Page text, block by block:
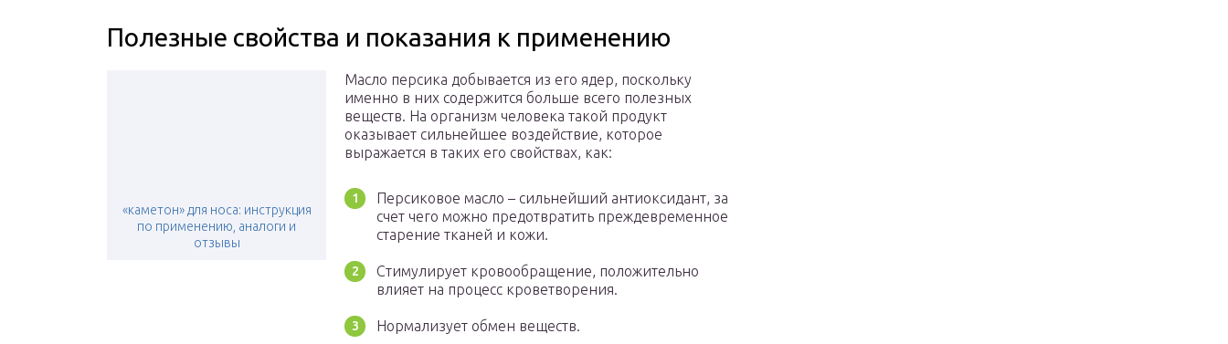
Полезные свойства и показания к применению
«каметон» для носа: инструкция
по применению, аналоги и
отзывы
Масло персика добывается из его ядер, поскольку
именно в них содержится больше всего полезных
веществ. На организм человека такой продукт
оказывает сильнейшее воздействие, которое
выражается в таких его свойствах, как:
Персиковое масло – сильнейший антиоксидант, за
счет чего можно предотвратить преждевременное
старение тканей и кожи.
Стимулирует кровообращение, положительно
влияет на процесс кроветворения.
Нормализует обмен веществ.